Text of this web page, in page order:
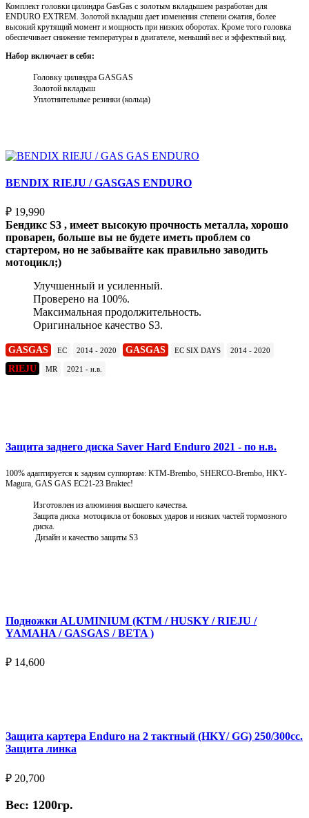
Комплект головки цилиндра GasGas с золотым вкладышем разработан для
ENDURO EXTREM. Золотой вкладыш дает изменения степени сжатия, более
высокий крутящий момент и мощность при низких оборотах. Кроме того головка
обеспечивает снижение температуры в двигателе, меньший вес и эффектный вид.
Набор включает в себя:
Головку цилиндра GASGAS
Золотой вкладыш
Уплотнительные резинки (кольца)
BENDIX RIEJU / GASGAS ENDURO
₽ 19,990
Бендикс S3 , имеет высокую прочность металла, хорошо
проварен, больше вы не будете иметь проблем со
стартером, но не забывайте как правильно заводить
мотоцикл;)
Улучшенный и усиленный.
Проверено на 100%.
Максимальная продолжительность.
Оригинальное качество S3.
GASGAS EC 2014 - 2020 GASGAS EC SIX DAYS 2014 - 2020
RIEJU MR 2021 - н.в.
Защита заднего диска Saver Hard Enduro 2021 - по н.в.
100% адаптируется к задним суппортам: KTM-Brembo, SHERCO-Brembo, HKY-
Magura, GAS GAS EC21-23 Braktec!
Изготовлен из алюминия высшего качества.
Защита диска мотоцикла от боковых ударов и низких частей тормозного
диска.
Дизайн и качество защиты S3
Подножки ALUMINIUM (KTM / HUSKY / RIEJU /
YAMAHA / GASGAS / BETA )
₽ 14,600
Защита картера Enduro на 2 тактный (HKY/ GG) 250/300cc.
Защита линка
₽ 20,700
Вес: 1200гр.